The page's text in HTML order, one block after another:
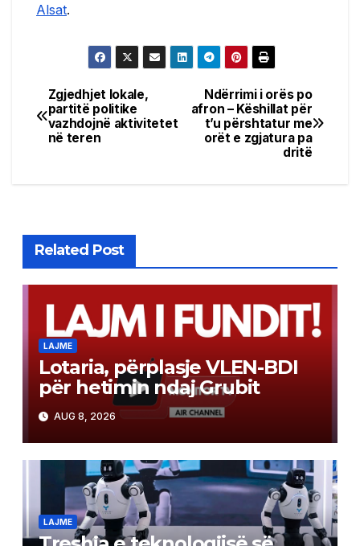
Alsat.
Post
navigation
Ndërrimi i orës po
afron – Këshillat për
t’u përshtatur me
orët e zgjatura pa
dritë
Zgjedhjet lokale,
partitë politike
vazhdojnë aktivitetet
në teren
Related Post
LAJME
Lotaria, përplasje VLEN-BDI
për hetimin ndaj Grubit
AUG 8, 2026
LAJME